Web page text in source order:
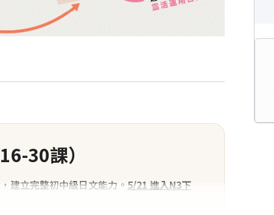
30課）
建立完整初中級日文能力。 5/21 進入N3下